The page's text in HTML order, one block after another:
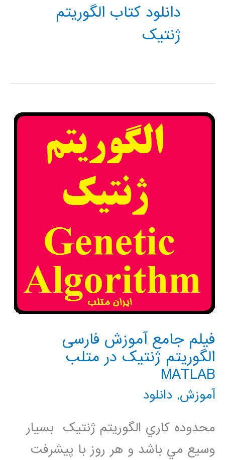
دانلود کتاب الگوریتم
ژنتیک
فیلم جامع آموزش فارسی
الگوریتم ژنتیک در متلب
MATLAB
آموزش, دانلود
محدوده کاري الگوريتم ژنتيک بسيار
وسيع مي باشد و هر روز با پيشرفت